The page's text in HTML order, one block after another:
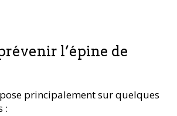
l’épine de
principalement sur quelques
: